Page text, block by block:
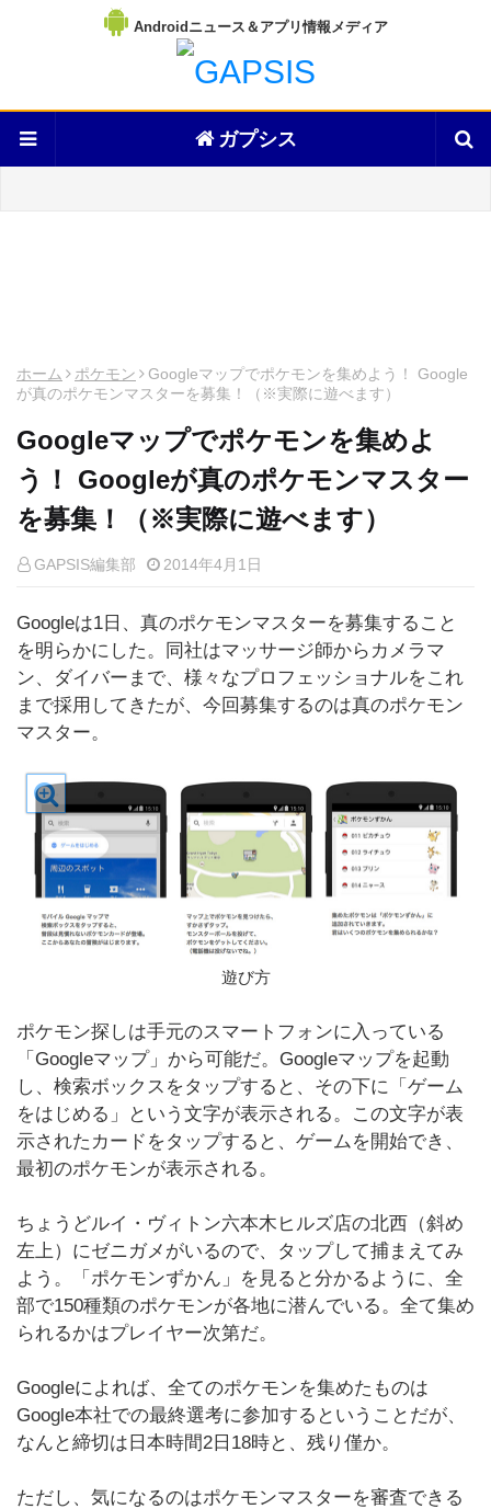
Androidニュース＆アプリ情報メディア
ガプシス
ホーム ポケモン
Googleマップでポケモンを集めよう！ Google
が真のポケモンマスターを募集！（※実際に遊べます）
Googleマップでポケモンを集めよ
う！ Googleが真のポケモンマスター
を募集！（※実際に遊べます）
GAPSIS編集部 2014年4月1日
Googleは1日、真のポケモンマスターを募集すること
を明らかにした。同社はマッサージ師からカメラマ
ン、ダイバーまで、様々なプロフェッショナルをこれ
まで採用してきたが、今回募集するのは真のポケモン
マスター。
遊び方
ポケモン探しは手元のスマートフォンに入っている
「Googleマップ」から可能だ。Googleマップを起動
し、検索ボックスをタップすると、その下に「ゲーム
をはじめる」という文字が表示される。この文字が表
示されたカードをタップすると、ゲームを開始でき、
最初のポケモンが表示される。
ちょうどルイ・ヴィトン六本木ヒルズ店の北西（斜め
左上）にゼニガメがいるので、タップして捕まえてみ
よう。「ポケモンずかん」を見ると分かるように、全
部で150種類のポケモンが各地に潜んでいる。全て集め
られるかはプレイヤー次第だ。
Googleによれば、全てのポケモンを集めたものは
Google本社での最終選考に参加するということだが、
なんと締切は日本時間2日18時と、残り僅か。
ただし、気になるのはポケモンマスターを審査できる